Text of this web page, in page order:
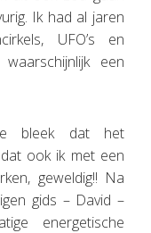
Ik had al jaren
UFO’s en
een
bleek dat het
ook ik met een
geweldig!! Na
gids – David –
energetische